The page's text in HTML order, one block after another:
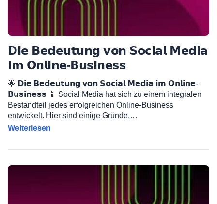
𝗗𝗶𝗲 𝗕𝗲𝗱𝗲𝘂𝘁𝘂𝗻𝗴 𝘃𝗼𝗻 𝗦𝗼𝗰𝗶𝗮𝗹 𝗠𝗲𝗱𝗶𝗮
𝗶𝗺 𝗢𝗻𝗹𝗶𝗻𝗲-𝗕𝘂𝘀𝗶𝗻𝗲𝘀𝘀
🌟 𝗗𝗶𝗲 𝗕𝗲𝗱𝗲𝘂𝘁𝘂𝗻𝗴 𝘃𝗼𝗻 𝗦𝗼𝗰𝗶𝗮𝗹 𝗠𝗲𝗱𝗶𝗮 𝗶𝗺 𝗢𝗻𝗹𝗶𝗻𝗲-
𝗕𝘂𝘀𝗶𝗻𝗲𝘀𝘀 📱 Social Media hat sich zu einem integralen
Bestandteil jedes erfolgreichen Online-Business
entwickelt. Hier sind einige Gründe,…
Weiterlesen